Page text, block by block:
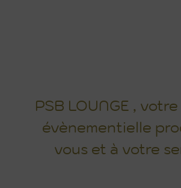
PSB LOUNGE ,
évènementielle
vous et à votre